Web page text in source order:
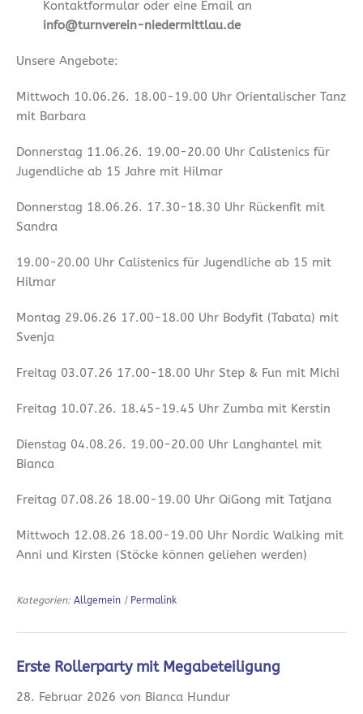
Kontaktformular oder eine Email an
info@turnverein-niedermittlau.de
Unsere Angebote:
Mittwoch 10.06.26. 18.00-19.00 Uhr Orientalischer Tanz
mit Barbara
Donnerstag 11.06.26. 19.00-20.00 Uhr Calistenics für
Jugendliche ab 15 Jahre mit Hilmar
Donnerstag 18.06.26. 17.30-18.30 Uhr Rückenfit mit
Sandra
19.00-20.00 Uhr Calistenics für Jugendliche ab 15 mit
Hilmar
Montag 29.06.26 17.00-18.00 Uhr Bodyfit (Tabata) mit
Svenja
Freitag 03.07.26 17.00-18.00 Uhr Step & Fun mit Michi
Freitag 10.07.26. 18.45-19.45 Uhr Zumba mit Kerstin
Dienstag 04.08.26. 19.00-20.00 Uhr Langhantel mit
Bianca
Freitag 07.08.26 18.00-19.00 Uhr QiGong mit Tatjana
Mittwoch 12.08.26 18.00-19.00 Uhr Nordic Walking mit
Anni und Kirsten (Stöcke können geliehen werden)
Kategorien: Allgemein | Permalink
Erste Rollerparty mit Megabeteiligung
28. Februar 2026 von Bianca Hundur